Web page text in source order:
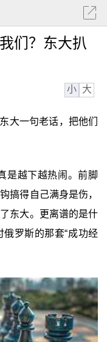
们？东大扒
小 大
大一句老话，把他们
是越下越热闹。前脚
搞得自己满身是伤，
东大。更离谱的是什
罗斯的那套“成功经